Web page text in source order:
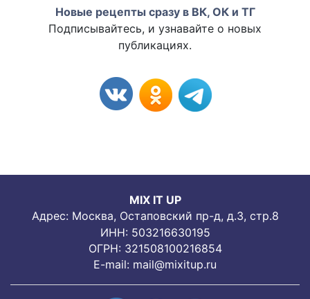
Новые рецепты сразу в ВК, ОК и ТГ
Подписывайтесь, и узнавайте о новых
публикациях.
MIX IT UP
Адрес: Москва, Остаповский пр-д, д.3, стр.8
ИНН: 503216630195
ОГРН: 321508100216854
E-mail: mail@mixitup.ru